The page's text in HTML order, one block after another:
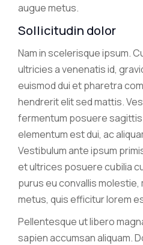
augue metus.
Sollicitudin dolor
Nam in scelerisque ipsum.
ultricies a venenatis id,
euismod dui et pharetra
hendrerit elit sed mattis.
fermentum posuere sagittis
elementum est dui, ac
Vestibulum ante ipsum
et ultrices posuere cubilia
purus eu convallis
metus, quis efficitur lorem
Pellentesque ut libero
sapien accumsan aliquam.